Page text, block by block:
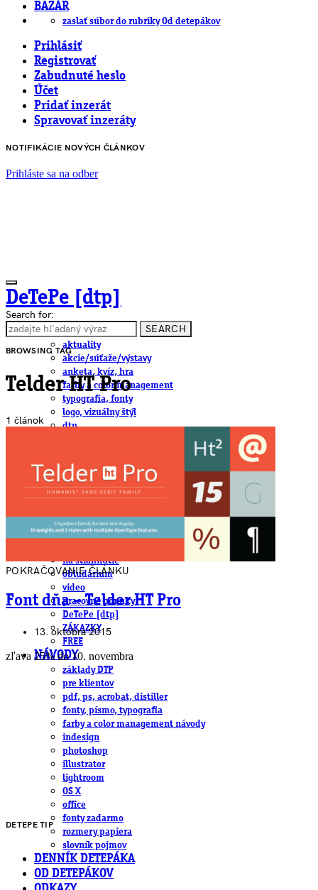
BAZÁR
zaslať súbor do rubriky Od detepákov
Prihlásiť
Registrovať
Zabudnuté heslo
Účet
Pridať inzerát
Spravovať inzeráty
NOTIFIKÁCIE NOVÝCH ČLÁNKOV
Prihláste sa na odber
DeTePe [dtp]
ČLÁNKY
aktuality
akcie/súťaže/výstavy
anketa, kvíz, hra
farby a color management
typografia, fonty
logo, vizuálny štýl
dtp
papier
fotografia
knihy
3D
hardware
na stiahnutie
obludárium
video
pracovné ponuky
DeTePe [dtp]
ZÁKAZKY
FREE
NÁVODY
základy DTP
pre klientov
pdf, ps, acrobat, distiller
fonty, písmo, typografia
farby a color management návody
indesign
photoshop
illustrator
lightroom
OS X
office
fonty zadarmo
rozmery papiera
slovník pojmov
DENNÍK DETEPÁKA
OD DETEPÁKOV
Search for:
SEARCH
BROWSING TAG
Telder HT Pro
1 článok
POKRAČOVANIE ČLÁNKU
Font dňa – Telder HT Pro
13. októbra 2015
zľava 25% do 10. novembra
DETEPE TIP